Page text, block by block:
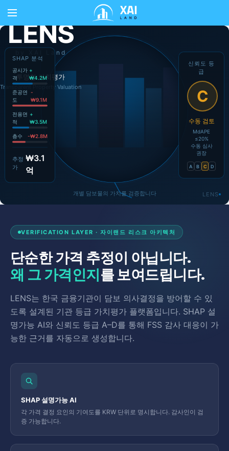
LENS
by XAI Land
투명한 가치평가
Transparent Property Valuation
SHAP 분석
공시가
격
+
₩4.2M
준공연
도
-
₩9.1M
전용면
적
+
₩3.5M
층수 -₩2.8M
추정
가
₩3.1
억
신뢰도 등
급
C
수동 검토
MdAPE
≤20%
수동 심사
권장
A B C D
개별 담보물의 가치를 검증합니다 LENS
VERIFICATION LAYER · 자이랜드 리스크 아키텍처
단순한 가격 추정이 아닙니다.
왜 그 가격인지를 보여드립니다.
LENS는 한국 금융기관이 담보 의사결정을 방어할 수 있
도록 설계된 기관 등급 가치평가 플랫폼입니다. SHAP 설
명가능 AI와 신뢰도 등급 A–D를 통해 FSS 감사 대응이 가
능한 근거를 자동으로 생성합니다.
SHAP 설명가능 AI
각 가격 결정 요인의 기여도를 KRW 단위로 명시합니다. 감사인이 검
증 가능합니다.